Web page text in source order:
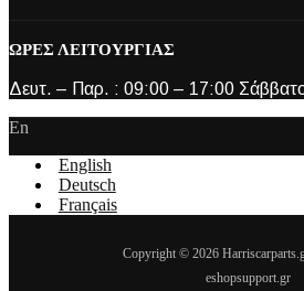
ΩΡΕΣ ΛΕΙΤΟΥΡΓΙΑΣ
Δευτ. – Παρ. : 09:00 – 17:00
En
English
Deutsch
Français
Copyright © 2026
eshopsupport.gr